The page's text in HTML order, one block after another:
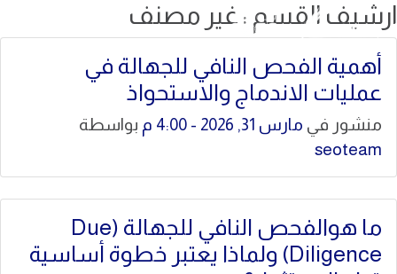
ارشيف القسم : غير مصنف
أهمية الفحص النافي للجهالة في
عمليات الاندماج والاستحواذ
منشور في مارس 31, 2026 - 4:00 م
بواسطة
seoteam
ما هوالفحص النافي للجهالة (Due
Diligence) ولماذا يعتبر خطوة أساسية